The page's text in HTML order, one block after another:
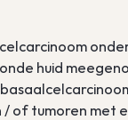
huid
of tumoren